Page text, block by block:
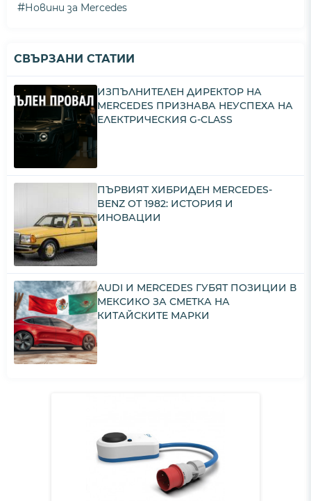
#Новини за Mercedes
СВЪРЗАНИ СТАТИИ
ИЗПЪЛНИТЕЛЕН ДИРЕКТОР НА
MERCEDES ПРИЗНАВА НЕУСПЕХА НА
ЕЛЕКТРИЧЕСКИЯ G-CLASS
ПЪРВИЯТ ХИБРИДЕН MERCEDES-
BENZ ОТ 1982: ИСТОРИЯ И
ИНОВАЦИИ
AUDI И MERCEDES ГУБЯТ ПОЗИЦИИ В
МЕКСИКО ЗА СМЕТКА НА
КИТАЙСКИТЕ МАРКИ